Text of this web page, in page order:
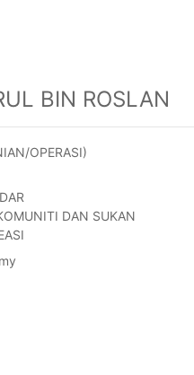
BIN ROSLAN
OPERASI)
DAN SUKAN